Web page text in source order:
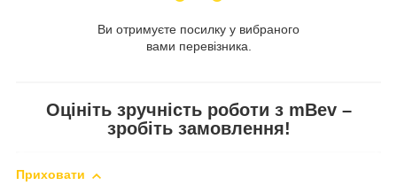
Ви отримуєте посилку у вибраного
вами перевізника.
Оцініть зручність роботи з mBev –
зробіть замовлення!
Приховати